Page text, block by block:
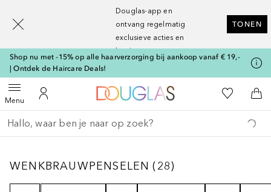
Douglas-app en
ontvang regelmatig
exclusieve acties en
kortingen
TONEN
Shop nu met -15% op alle haarverzorging bij aankoop vanaf € 19,-
| Ontdek de Haircare Deals!
MenuOpen menuNaar Mijn Account
Naar Douglas Home
Naar Mijn
Ga terug
Zoekopdracht uitvoeren
WENKBRAUWPENSELEN28
WENKBRAUWPENSELEN (28)
[navigation.slideout.screenreader]